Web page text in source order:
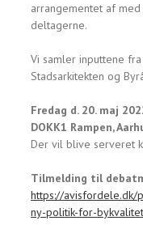
arrangementet af
deltagerne.
Vi samler inputtene
Stadsarkitekten og
Fredag d. 20. maj
DOKK1 Rampen,
Der vil blive serveret
Tilmelding til
https://avisfordele.dk/
ny-politik-for-